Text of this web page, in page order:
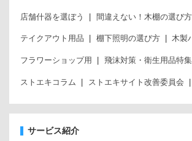
店舗什器を選ぼう 間違えない！木棚の選び方
テイクアウト用品 棚下照明の選び方 木製
フラワーショップ用 飛沫対策・衛生用品特集
ストエキコラム ストエキサイト改善委員会
サービス紹介